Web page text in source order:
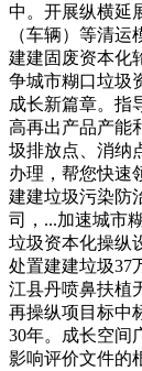
中。开展纵横延
（车辆）等清
建建固废资本化
争城市糊口垃圾
成长新篇章。指
高再出产品产能
圾排放点、消纳
办理，帮您快速
建建垃圾污染防
司，...加速城市
垃圾资本化操纵
处置建建垃圾37
江县丹喷鼻扶植
再操纵项目标中
30年。成长空间
影响评价文件的